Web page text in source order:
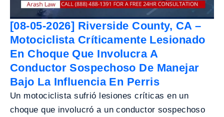
[08-05-2026] Riverside County, CA –
Motociclista Críticamente Lesionado
En Choque Que Involucra A
Conductor Sospechoso De Manejar
Bajo La Influencia En Perris
Un motociclista sufrió lesiones críticas en un
choque que involucró a un conductor sospechoso